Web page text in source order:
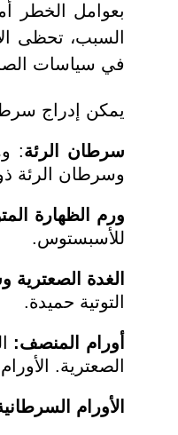
بعوامل الخطر
السبب، تحظى
في سياسات
يمكن إدراج
سرطان الرئة:
وسرطان الرئة ذو
ورم الظهارة
للأسبستوس.
الغدة
التوتية حميدة.
أورام المنصف:
الصعترية.
الأورام